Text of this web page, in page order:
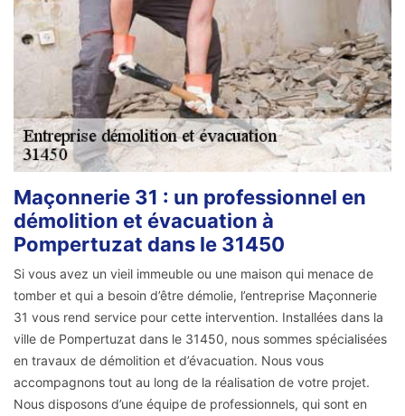
Maçonnerie 31 : un professionnel en
démolition et évacuation à
Pompertuzat dans le 31450
Si vous avez un vieil immeuble ou une maison qui menace de
tomber et qui a besoin d’être démolie, l’entreprise Maçonnerie
31 vous rend service pour cette intervention. Installées dans la
ville de Pompertuzat dans le 31450, nous sommes spécialisées
en travaux de démolition et d’évacuation. Nous vous
accompagnons tout au long de la réalisation de votre projet.
Nous disposons d’une équipe de professionnels, qui sont en